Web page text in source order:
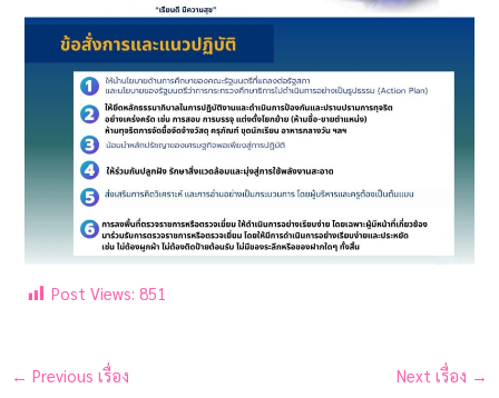
Post Views: 851
← Previous เรื่อง Next เรื่อง →